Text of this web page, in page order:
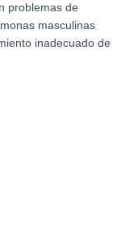
problemas de
masculinas
inadecuado de